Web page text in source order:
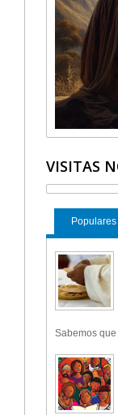
VISITAS
Populares
Sabemos